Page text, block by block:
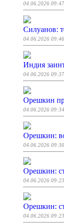
04.06.2026
Силуанов:
04.06.2026
Индия
04.06.2026
Орешкин
04.06.2026
Орешкин:
04.06.2026
Орешкин:
04.06.2026
Орешкин:
04.06.2026